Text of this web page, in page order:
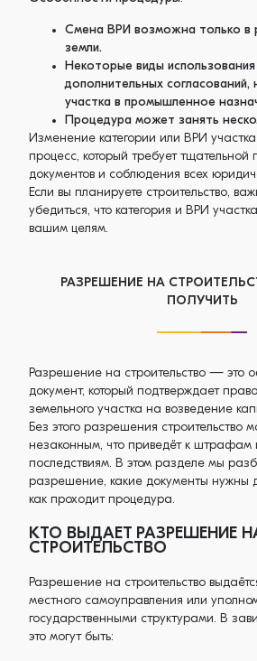
Смена ВРИ возможна только в
земли.
Некоторые виды
дополнительных согласований,
участка в промышленное
Процедура может занять
Изменение категории или ВРИ
процесс, который требует тщательной
документов и соблюдения всех
Если вы планируете строительство,
убедиться, что категория и ВРИ
вашим целям.
РАЗРЕШЕНИЕ НА
ПОЛУЧИТЬ
Разрешение на строительство — это
документ, который подтверждает
земельного участка на возведение
Без этого разрешения строительство
незаконным, что приведёт к штрафам
последствиям. В этом разделе мы
разрешение, какие документы нужны
как проходит процедура.
КТО ВЫДАЕТ РАЗРЕШЕНИЕ
СТРОИТЕЛЬСТВО
Разрешение на строительство
местного самоуправления или
государственными структурами. В
это могут быть: